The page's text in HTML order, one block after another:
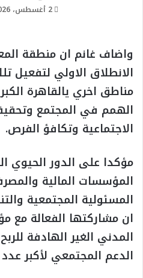
2 أغسطس، 2026
واضاف غانم ان منطقة
الانطلاق الاولي لتفعيل
مناطق اخري يالقاهرة
الهمم في المجتمع
الاجتماعية وتكافؤ الفرص.
مؤكدا على الدور الحيوي
المؤسسات المالية
المسئولية المجتمعية
ان مشاركتها الفعالة مع
المدني الغير الهادفة
الدعم المجتمعي لأكبر